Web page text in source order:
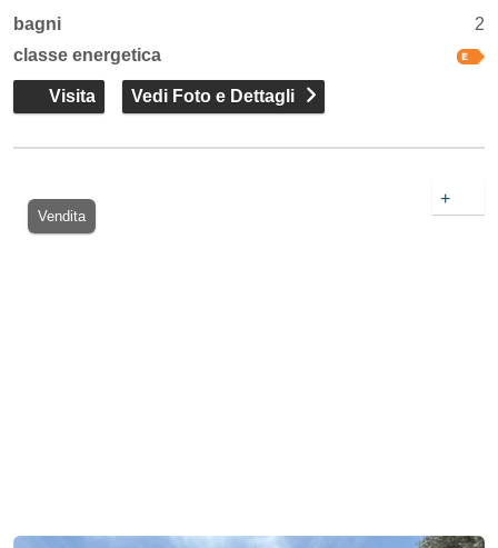
bagni
2
classe energetica
Visita Vedi Foto e Dettagli
Vendita
+